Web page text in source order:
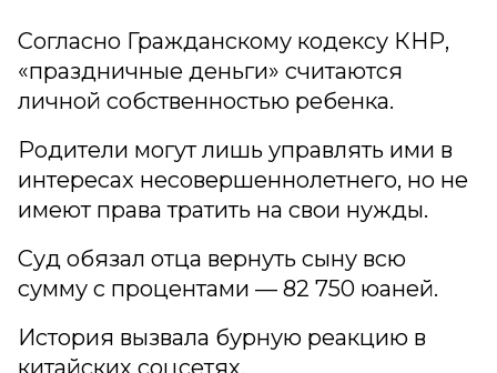
Согласно Гражданскому кодексу КНР,
«праздничные деньги» считаются
личной собственностью ребенка.
Родители могут лишь управлять ими в
интересах несовершеннолетнего, но не
имеют права тратить на свои нужды.
Суд обязал отца вернуть сыну всю
сумму с процентами — 82 750 юаней.
История вызвала бурную реакцию в
китайских соцсетях.